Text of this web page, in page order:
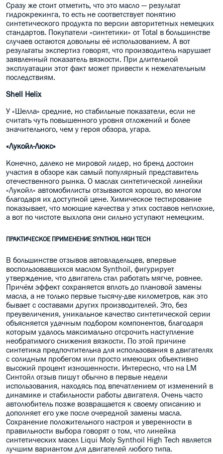
Сразу же стоит отметить, что это масло — результат
гидрокрекинга, то есть не соответствует понятию
синтетического продукта по версии авторитетных немецких
стандартов. Покупатели «синтетики» от Total в большинстве
случаев остаются довольны её использованием. А вот
результаты экспертиз говорят, что производитель нарушает
заявленный показатель вязкости. При длительной
эксплуатации этот факт может привести к нежелательным
последствиям.
Shell Helix
У «Шелла» средние, но стабильные показатели, если не
считать чуть повышенного уровня отложений и более
значительного, чем у героя обзора, угара.
«Лукойл-Люкс»
Конечно, далеко не мировой лидер, но бренд достоин
участия в обзоре как самый популярный представитель
отечественного рынка. О маслах синтетической линейки
«Лукойл» автомобилисты отзываются хорошо, во многом
благодаря их доступной цене. Химическое тестирование
показывает, что моющие качества у этих составов неплохие,
а вот по чистоте выхлопа они сильно уступают немецким.
ПРАКТИЧЕСКОЕ ПРИМЕНЕНИЕ SYNTHOIL HIGH TECH
В большинстве отзывов автовладельцев, впервые
воспользовавшихся маслом Synthoil, фигурирует
утверждение, что двигатель стал работать мягче, ровнее.
Причём эффект сохраняется вплоть до плановой замены
масла, а не только первые тысячу-две километров, как это
бывает с составами других производителей. Это, без
преувеличения, уникальное качество синтетической серии
объясняется удачным подбором компонентов, благодаря
которым удалось максимально отсрочить наступление
необратимого снижения вязкости. По этой причине
синтетика предпочтительна для использования в двигателях
с солидным пробегом или просто имеющих объективно
высокий процент изношенности. Интересно, что на LM
Синтойл отзыв пишут обычно в первые недели
использования, находясь под впечатлением от изменений в
динамике и стабильности работы двигателя. Очень часто
автолюбитель позже возвращается к своему описанию и
дополняет его уже после очередной замены масла.
Сохранение положительного настроя и уверенности в
правильности выбора говорят о том, что линейка
синтетических масел Liqui Moly Synthoil High Tech является
лучшим вариантом для двигателей любого типа.